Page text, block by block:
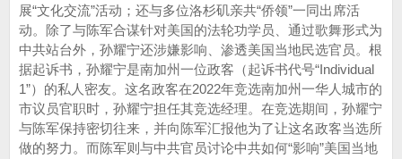
展“文化交流”活动；还与多位洛杉矶亲共“侨领”一同出席活
动。除了与陈军合谋针对美国的法轮功学员、通过歌舞形式为
中共站台外，孙耀宁还涉嫌影响、渗透美国当地民选官员。根
据起诉书，孙耀宁是南加州一位政客（起诉书代号“Individual
1”）的私人密友。这名政客在2022年竞选南加州一华人城市的
市议员官职时，孙耀宁担任其竞选经理。在竞选期间，孙耀宁
与陈军保持密切往来，并向陈军汇报他为了让这名政客当选所
做的努力。而陈军则与中共官员讨论中共如何“影响”美国当地